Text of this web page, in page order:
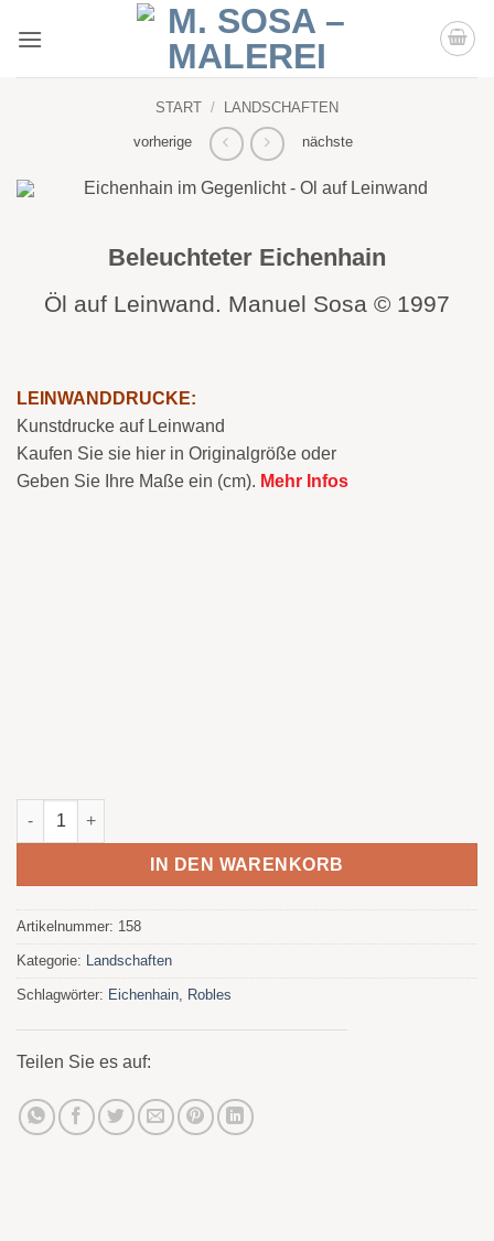
Inhalt
START / LANDSCHAFTEN
vorherige nächste
Beleuchteter Eichenhain
Öl auf Leinwand. Manuel Sosa © 1997
LEINWANDDRUCKE:
Kunstdrucke auf Leinwand
Kaufen Sie sie hier in Originalgröße oder
Geben Sie Ihre Maße ein (cm). Mehr Infos
Eichenhain beleuchtete Menge
IN DEN WARENKORB
Artikelnummer: 158
Kategorie: Landschaften
Schlagwörter: Eichenhain Robles
Teilen Sie es auf: